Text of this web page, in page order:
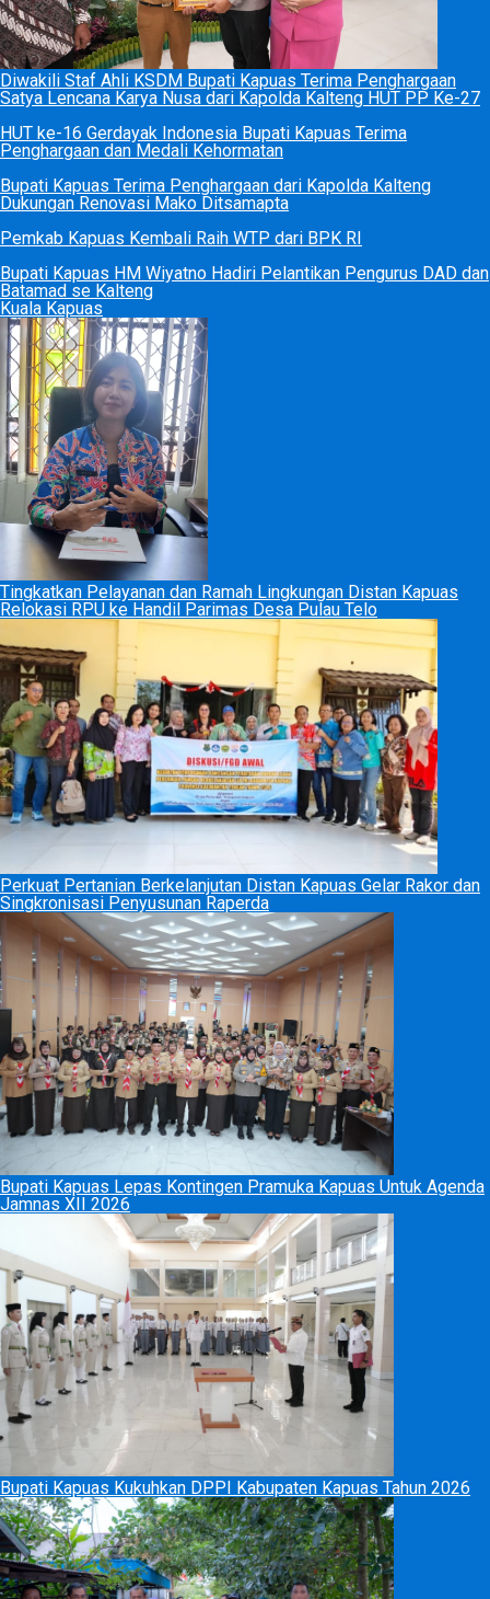
Diwakili Staf Ahli KSDM Bupati Kapuas Terima Penghargaan
Satya Lencana Karya Nusa dari Kapolda Kalteng HUT PP Ke-27
HUT ke-16 Gerdayak Indonesia Bupati Kapuas Terima
Penghargaan dan Medali Kehormatan
Bupati Kapuas Terima Penghargaan dari Kapolda Kalteng
Dukungan Renovasi Mako Ditsamapta
Pemkab Kapuas Kembali Raih WTP dari BPK RI
Bupati Kapuas HM Wiyatno Hadiri Pelantikan Pengurus DAD dan
Batamad se Kalteng
Kuala Kapuas
Tingkatkan Pelayanan dan Ramah Lingkungan Distan Kapuas
Relokasi RPU ke Handil Parimas Desa Pulau Telo
Perkuat Pertanian Berkelanjutan Distan Kapuas Gelar Rakor dan
Singkronisasi Penyusunan Raperda
Bupati Kapuas Lepas Kontingen Pramuka Kapuas Untuk Agenda
Jamnas XII 2026
Bupati Kapuas Kukuhkan DPPI Kabupaten Kapuas Tahun 2026